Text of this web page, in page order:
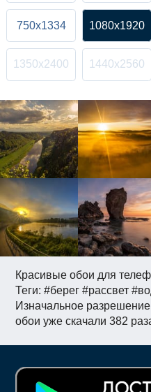
Красивые обои для
Теги: #берег #рассвет
Изначальное
обои уже скачали 382
750x1334 1080x1920
1350x2400 1440x2560